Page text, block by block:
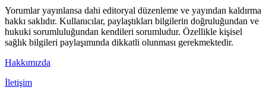
Yorumlar yayınlansa dahi editoryal düzenleme ve yayından kaldırma
hakkı saklıdır. Kullanıcılar, paylaştıkları bilgilerin doğruluğundan ve
hukuki sorumluluğundan kendileri sorumludur. Özellikle kişisel
sağlık bilgileri paylaşımında dikkatli olunması gerekmektedir.
Hakkımızda
İletişim